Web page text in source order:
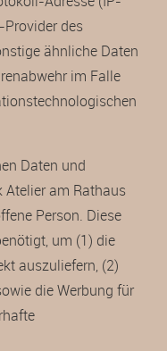
Provider des
ähnliche Daten
im Falle
Daten und
am Rathaus
Person. Diese
um (1) die
auszuliefern, (2)
die Werbung für